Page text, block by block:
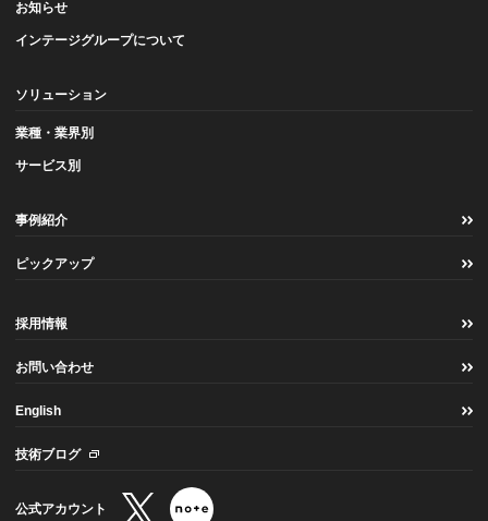
お知らせ
インテージグループについて
ソリューション
業種・業界別
サービス別
事例紹介
ピックアップ
採用情報
お問い合わせ
English
技術ブログ
公式アカウント